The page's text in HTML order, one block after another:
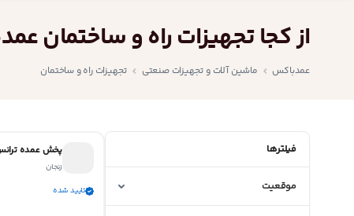
از کجا تجهیزات راه و ساختمان
عمدباکس ماشین آلات و تجهیزات صنعتی تجهیزات راه و ساختمان
فیلترها
موقعیت
پخش عمده
زنجان
تایید شده